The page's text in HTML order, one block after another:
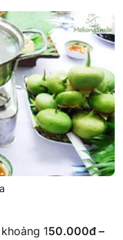
150.000đ –